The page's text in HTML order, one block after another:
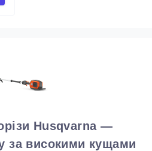
Husqvarna —
за високими кущами